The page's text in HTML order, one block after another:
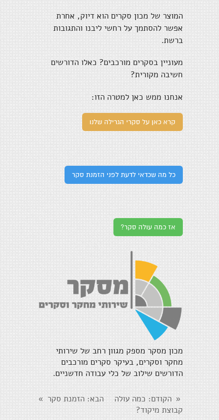
המוצר של מכון סקרים הוא דיוק, אחרת
אפשר להסתמך על רחשי ליבנו והתגובות
ברשת.
מעוניין בסקרים מורכבים? כאלו הדורשים
חשיבה מקורית?
אנחנו ממש כאן למטרה הזו:
קרא כאן על סקרי הגרילה שלנו
כל מה שכדאי לדעת לפני הזמנת סקר
אז כמה עולה סקר?
מכון מסקר מספק מגוון רחב של שירותי
מחקר וסקרים, בעיקר סקרים מורכבים
הדורשים שילוב של כלי עבודה חדשניים.
« הקודם: כמה עולה
קבוצת מיקוד?
הבא: הזמנת סקר »